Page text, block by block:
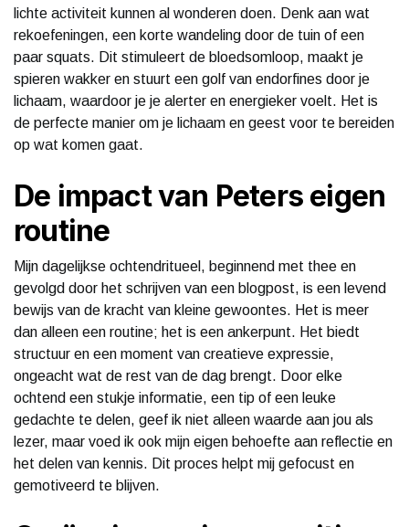
lichte activiteit kunnen al wonderen doen. Denk aan wat
rekoefeningen, een korte wandeling door de tuin of een
paar squats. Dit stimuleert de bloedsomloop, maakt je
spieren wakker en stuurt een golf van endorfines door je
lichaam, waardoor je je alerter en energieker voelt. Het is
de perfecte manier om je lichaam en geest voor te bereiden
op wat komen gaat.
De impact van Peters eigen
routine
Mijn dagelijkse ochtendritueel, beginnend met thee en
gevolgd door het schrijven van een blogpost, is een levend
bewijs van de kracht van kleine gewoontes. Het is meer
dan alleen een routine; het is een ankerpunt. Het biedt
structuur en een moment van creatieve expressie,
ongeacht wat de rest van de dag brengt. Door elke
ochtend een stukje informatie, een tip of een leuke
gedachte te delen, geef ik niet alleen waarde aan jou als
lezer, maar voed ik ook mijn eigen behoefte aan reflectie en
het delen van kennis. Dit proces helpt mij gefocust en
gemotiveerd te blijven.